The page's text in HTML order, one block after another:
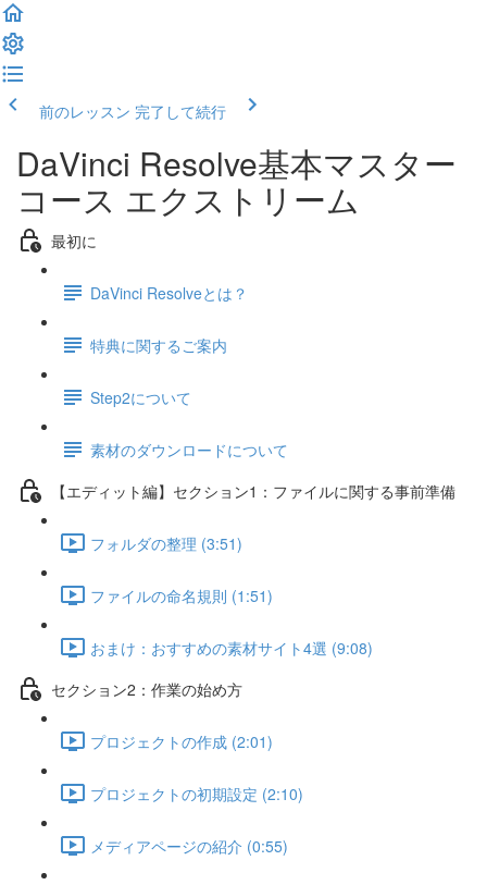
前のレッスン 完了して続行
DaVinci Resolve基本マスター
コース エクストリーム
最初に
DaVinci Resolveとは？
特典に関するご案内
Step2について
素材のダウンロードについて
【エディット編】セクション1：ファイルに関する事前準備
フォルダの整理 (3:51)
ファイルの命名規則 (1:51)
おまけ：おすすめの素材サイト4選 (9:08)
セクション2：作業の始め方
プロジェクトの作成 (2:01)
プロジェクトの初期設定 (2:10)
メディアページの紹介 (0:55)